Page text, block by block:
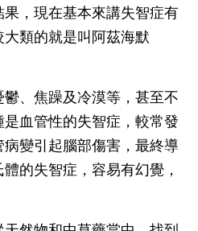
，現在基本來講失智症有
類的就是叫阿茲海默
、焦躁及冷漠等，甚至不
血管性的失智症，較常發
變引起腦部傷害，最終導
的失智症，容易有幻覺，